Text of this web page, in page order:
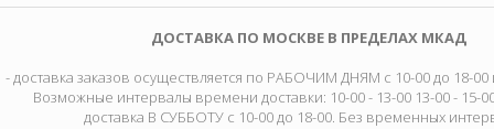
ДОСТАВКА ПО МОСКВЕ В ПРЕДЕЛАХ МКАД
- доставка заказов осуществляется по РАБОЧИМ ДНЯМ с 10-00 до 18-00
Возможные интервалы времени доставки: 10-00 - 13-00 13-00 - 15-
доставка В СУББОТУ с 10-00 до 18-00. Без временных